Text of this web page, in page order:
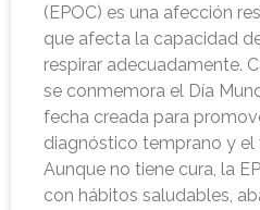
(EPOC) es una afección
que afecta la capacidad
respirar adecuadamente.
se conmemora el Día
fecha creada para
diagnóstico temprano y
Aunque no tiene cura, la
con hábitos saludables,